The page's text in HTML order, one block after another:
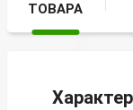
ТОВАРА